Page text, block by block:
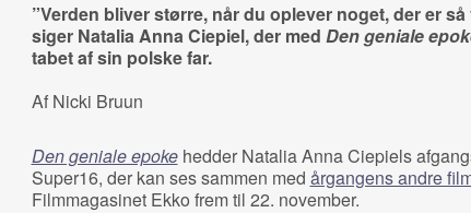
”Verden bliver større, når du oplever noget, der er så
siger Natalia Anna Ciepiel, der med Den geniale
tabet af sin polske far.
Af Nicki Bruun
Den geniale epokehedder Natalia Anna Ciepiels
Super16, der kan ses sammen med årgangens andre
Filmmagasinet Ekko frem til 22. november.